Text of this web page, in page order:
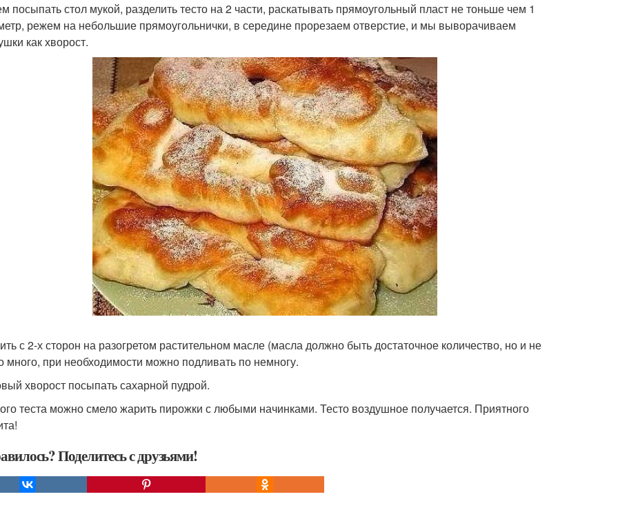
посыпать стол мукой, разделить тесто на 2 части, раскатывать прямоугольный пласт не тоньше чем 1
режем на небольшие прямоугольнички, в середине прорезаем отверстие, и мы выворачиваем
как хворост.
с 2-х сторон на разогретом растительном масле (масла должно быть достаточное количество, но и не
много, при необходимости можно подливать по немногу.
хворост посыпать сахарной пудрой.
теста можно смело жарить пирожки с любыми начинками. Тесто воздушное получается. Приятного
Поделитесь с друзьями!